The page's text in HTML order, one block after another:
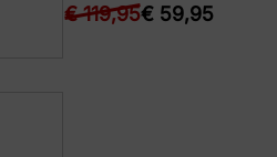
€119,95€ 59,95